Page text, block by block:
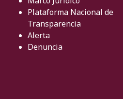
Plataforma Nacional de
Transparencia
Alerta
Denuncia